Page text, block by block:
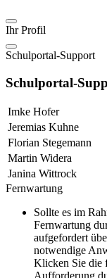
Ihr Profil
Schulportal-Support
Schulportal-
Imke Hofer
Jeremias Kuhne
Florian Stegemann
Martin Widera
Janina Wittrock
Fernwartung
Sollte es im
Fernwartung
aufgefordert
notwendige
Klicken Sie die